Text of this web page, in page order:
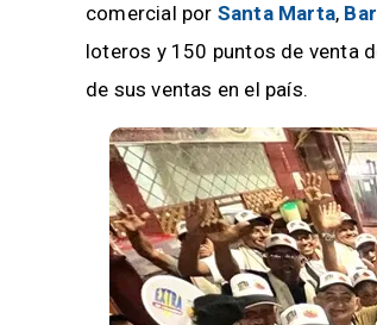
comercial por Santa Marta,
loteros y 150 puntos de venta
de sus ventas en el país.